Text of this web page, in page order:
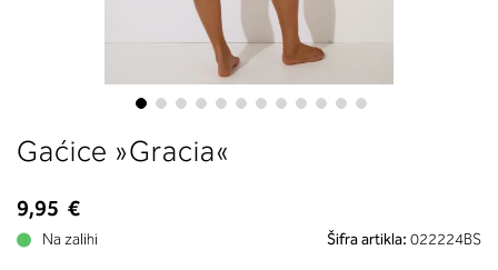
to
beginning
the
Gaćice »Gracia«
9,95 €
Na zalihi Šifra artikla: 022224BS
boste prebrali, katera globina
ustreza vaši meri (A, B …) – iščite v
stolpcu, ki ste ga določili s
obsegom.